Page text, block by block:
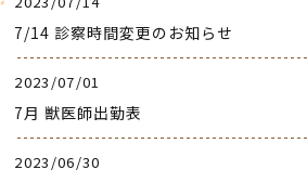
7/14 診察時間変更のお知らせ
2023/07/01
7月 獣医師出勤表
2023/06/30